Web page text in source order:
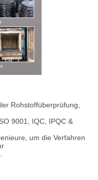
Rohstoffüberprüfung,
9001, IQC, IPQC &
um die Verfahren